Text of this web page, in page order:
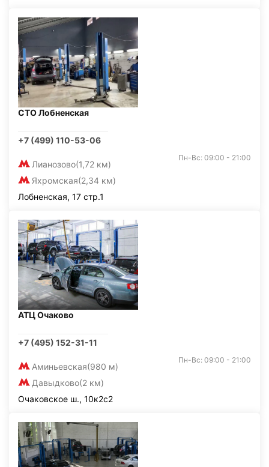
СТО Лобненская
+7 (499) 110-53-06
Лианозово(1,72 км)
Яхромская(2,34 км)
Пн-Вс: 09:00 - 21:00
Лобненская, 17 стр.1
АТЦ Очаково
+7 (495) 152-31-11
Аминьевская(980 м)
Давыдково(2 км)
Пн-Вс: 09:00 - 21:00
Очаковское ш., 10к2с2